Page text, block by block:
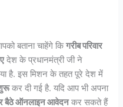
बताना चाहेंगे किगरीब परिवार
देश के प्रधानमंत्री जी ने
है. इस मिशन के तहत पूरे देश में
कर दी गई है. यदि आप भी अपना
बैठे ऑनलाइन आवेदनकर सकते हैं